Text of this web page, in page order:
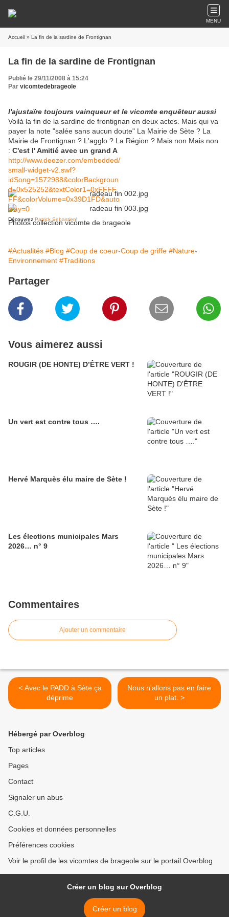
MENU
Accueil » La fin de la sardine de Frontignan
La fin de la sardine de Frontignan
Publié le 29/11/2008 à 15:24
Par vicomtedebrageole
l'ajustaïre toujours vainqueur et le vicomte enquêteur aussi
Voilà la fin de la sardine de frontignan en deux actes. Mais qui va
payer la note "salée sans aucun doute" La Mairie de Sète ? La
Mairie de Frontignan ? L'agglo ? La Région ? Mais non Mais non
: C'est l' Amitié avec un grand A
http://www.deezer.com/embedded/
small-widget-v2.swf?
idSong=1572988&colorBackgroun
d=0x525252&textColor1=0xFFFF
FF&colorVolume=0x39D1FD&auto
play=0
Découvrez Patrick Sebastien!
Photos collection vicomte de brageole
#Actualités #Blog #Coup de coeur-Coup de griffe #Nature-
Environnement #Traditions
Partager
Vous aimerez aussi
ROUGIR (DE HONTE) D’ÊTRE VERT !
Un vert est contre tous ….
Hervé Marquès élu maire de Sète !
Les élections municipales Mars
2026… n° 9
Commentaires
Ajouter un commentaire
< Avec le PADD à Sète ça
déprime
Nous n'allons pas en faire
un plat. >
Hébergé par Overblog
Top articles
Pages
Contact
Signaler un abus
C.G.U.
Cookies et données personnelles
Préférences cookies
Voir le profil de les vicomtes de brageole sur le portail Overblog
Créer un blog sur Overblog
Créer un blog